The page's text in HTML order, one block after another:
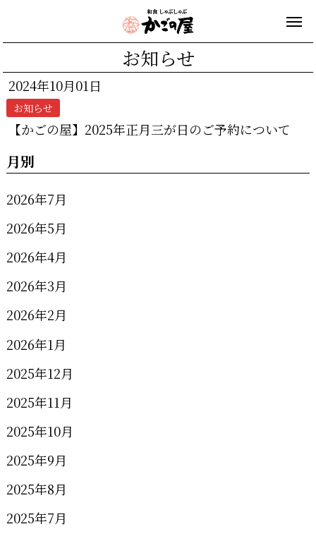
お知らせ
2024年10月01日
お知らせ
【かごの屋】2025年正月三が日のご予約について
月別
2026年7月
2026年5月
2026年4月
2026年3月
2026年2月
2026年1月
2025年12月
2025年11月
2025年10月
2025年9月
2025年8月
2025年7月